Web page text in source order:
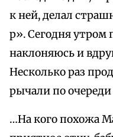
к ней, делал
р». Сегодня утром
наклоняюсь и
Несколько раз
рычали по очереди
…На кого похожа